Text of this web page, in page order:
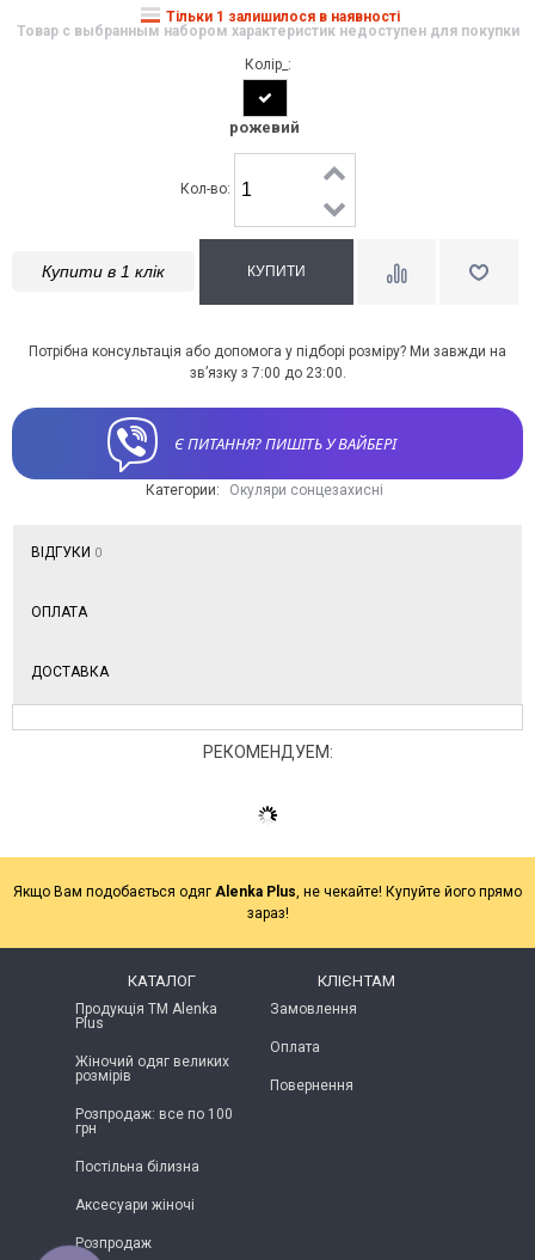
Тільки 1 залишилося в наявності
Товар с выбранным набором характеристик недоступен для покупки
Колір_:
рожевий
Кол-во:
Купити в 1 клік
Потрібна консультація або допомога у підборі розміру? Ми завжди на
зв’язку з 7:00 до 23:00.
Є ПИТАННЯ? ПИШІТЬ У ВАЙБЕРІ
Категории: Окуляри сонцезахисні
ВІДГУКИ 0
ОПЛАТА
ДОСТАВКА
РЕКОМЕНДУЕМ:
Якщо Вам подобається одяг Alenka Plus, не чекайте! Купуйте його прямо
зараз!
КАТАЛОГ
Продукція ТМ Alenka
Plus
Жіночий одяг великих
розмірів
Розпродаж: все по 100
грн
Постільна білизна
Аксесуари жіночі
Розпродаж
КЛІЄНТАМ
Замовлення
Оплата
Повернення